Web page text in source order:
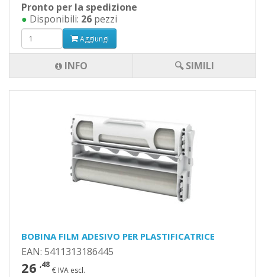
Pronto per la spedizione
● Disponibili: 26 pezzi
Aggiungi
INFO 🔍 SIMILI
BOBINA FILM ADESIVO PER PLASTIFICATRICE
EAN: 5411313186445
26 ,48
€ IVA escl.